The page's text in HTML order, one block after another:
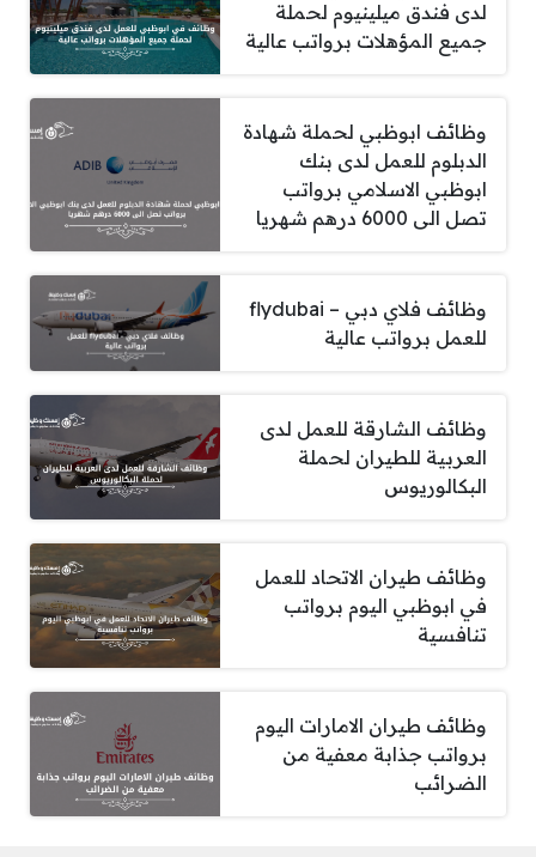
لدى فندق ميلينيوم لحملة
جميع المؤهلات برواتب عالية
وظائف ابوظبي لحملة شهادة
الدبلوم للعمل لدى بنك
ابوظبي الاسلامي برواتب
تصل الى 6000 درهم شهريا
وظائف فلاي دبي – flydubai
للعمل برواتب عالية
وظائف الشارقة للعمل لدى
العربية للطيران لحملة
البكالوريوس
وظائف طيران الاتحاد للعمل
في ابوظبي اليوم برواتب
تنافسية
وظائف طيران الامارات اليوم
برواتب جذابة معفية من
الضرائب